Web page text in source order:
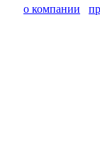
о компании